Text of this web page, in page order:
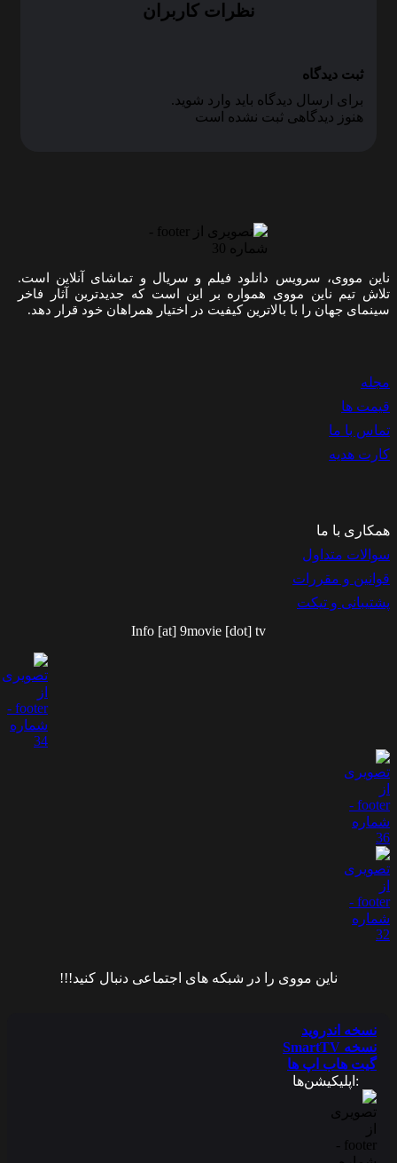
نظرات کاربران
ثبت دیدگاه
برای ارسال دیدگاه باید وارد شوید.
هنوز دیدگاهی ثبت نشده است
ناین مووی، سرویس دانلود فیلم و سریال و تماشای آنلاین است.
تلاش تیم ناین مووی همواره بر این است که جدیدترین آثار فاخر
سینمای جهان را با بالاترین کیفیت در اختیار همراهان خود قرار دهد.
مجله
قیمت ها
تماس با ما
کارت هدیه
همکاری با ما
سوالات متداول
قوانین و مقررات
پشتیبانی و تیکت
Info [at] 9movie [dot] tv
ناین مووی را در شبکه های اجتماعی دنبال کنید!!!
نسخه اندروید
نسخه SmartTV
گیت هاب اپ ها
:اپلیکیشن‌ها